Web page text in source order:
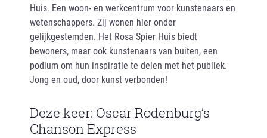
Huis. Een woon- en werkcentrum voor kunstenaars en
wetenschappers. Zij wonen hier onder
gelijkgestemden. Het Rosa Spier Huis biedt
bewoners, maar ook kunstenaars van buiten, een
podium om hun inspiratie te delen met het publiek.
Jong en oud, door kunst verbonden!
Deze keer: Oscar Rodenburg’s
Chanson Express